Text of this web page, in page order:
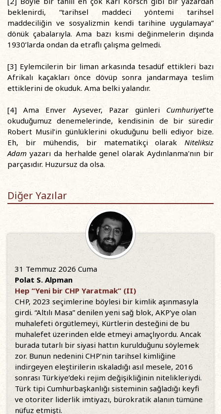
beklenirdi, “tarihsel maddeci yöntemi tarihsel
maddeciliğin ve sosyalizmin kendi tarihine uygulamaya”
dönük çabalarıyla. Ama bazı kısmi değinmelerin dışında
1930’larda ondan da etraflı çalışma gelmedi.
[3] Eylemcilerin bir liman arkasında tesadüf ettikleri bazı
Afrikalı kaçakları önce dövüp sonra jandarmaya teslim
ettiklerini de okuduk. Ama belki yalandır.
[4] Ama Enver Aysever, Pazar günleri Cumhuriyet’te
okuduğumuz denemelerinde, kendisinin de bir süredir
Robert Musil’in günlüklerini okuduğunu belli ediyor bize.
Eh, bir mühendis, bir matematikçi olarak Niteliksiz
Adam yazarı da herhalde genel olarak Aydınlanma'nın bir
parçasıdır. Huzursuz da olsa.
Diğer Yazılar
31 Temmuz 2026 Cuma
Polat S. Alpman
Hep “Yeni bir CHP Yaratmak” (II)
CHP, 2023 seçimlerine böylesi bir kimlik aşınmasıyla
girdi. “Altılı Masa” denilen yeni sağ blok, AKP’ye olan
muhalefeti örgütlemeyi, Kürtlerin desteğini de bu
muhalefet üzerinden elde etmeyi amaçlıyordu. Ancak
burada tutarlı bir siyasi hattın kurulduğunu söylemek
zor. Bunun nedenini CHP’nin tarihsel kimliğine
indirgeyen eleştirilerin ıskaladığı asıl mesele, 2016
sonrası Türkiye’deki rejim değişikliğinin nitelikleriydi.
Türk tipi Cumhurbaşkanlığı sisteminin sağladığı keyfi
ve otoriter liderlik imtiyazı, bürokratik alanın tümüne
nüfuz etmişti.